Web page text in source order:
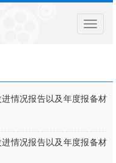
导
情况报告以及年度报备材
情况报告以及年度报备材